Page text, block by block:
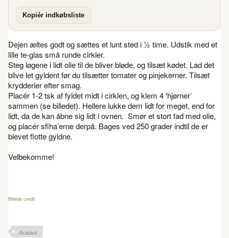
Kopiér indkøbsliste
Dejen æltes godt og sættes et lunt sted i ½ time. Udstik med et
lille te-glas små runde cirkler.
Steg løgene i lidt olie til de bliver bløde, og tilsæt kødet. Lad det
blive let gyldent før du tilsætter tomater og pinjekerner. Tilsæt
krydderier efter smag.
Placér 1-2 tsk af fyldet midt i cirklen, og klem 4 ‘hjørner’
sammen (se billedet). Hellere lukke dem lidt for meget, end for
lidt, da de kan åbne sig lidt i ovnen. Smør et stort fad med olie,
og placér sfiha’erne derpå. Bages ved 250 grader indtil de er
blevet flotte gyldne.
Velbekomme!
Billede credit
Arabisk